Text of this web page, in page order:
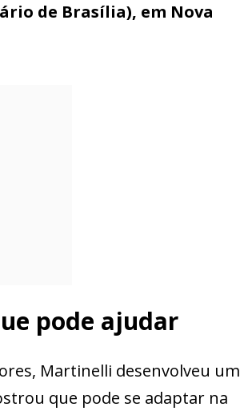
de Brasília), em Nova
pode ajudar
Martinelli desenvolveu um
que pode se adaptar na